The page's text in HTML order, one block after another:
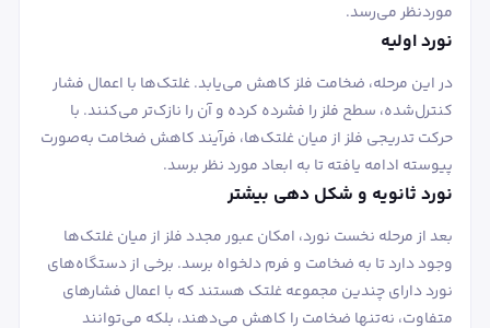
موردنظر می‌رسد.
نورد اولیه
در این مرحله، ضخامت فلز کاهش می‌یابد. غلتک‌ها با اعمال فشار
کنترل‌شده، سطح فلز را فشرده کرده و آن را نازک‌تر می‌کنند. با
حرکت تدریجی فلز از میان غلتک‌ها، فرآیند کاهش ضخامت به‌صورت
پیوسته ادامه یافته تا به ابعاد مورد نظر برسد.
نورد ثانویه و شکل دهی بیشتر
بعد از مرحله نخست نورد، امکان عبور مجدد فلز از میان غلتک‌ها
وجود دارد تا به ضخامت و فرم دلخواه برسد. برخی از دستگاه‌های
نورد دارای چندین مجموعه غلتک هستند که با اعمال فشارهای
متفاوت، نه‌تنها ضخامت را کاهش می‌دهند، بلکه می‌توانند